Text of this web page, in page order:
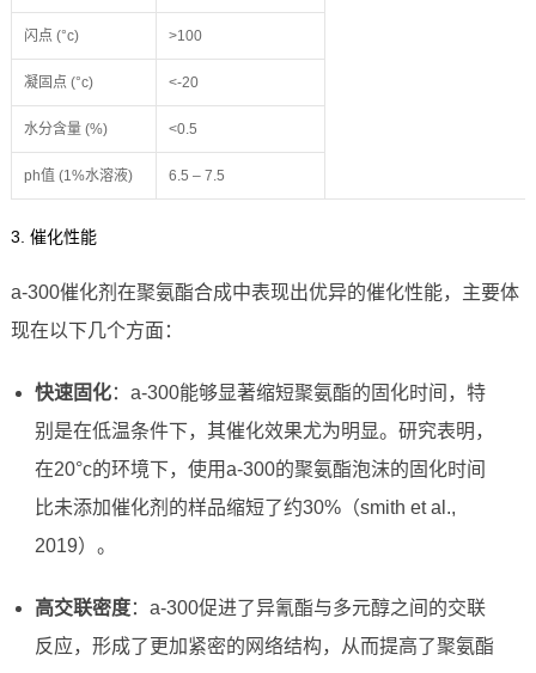
闪点 (°c) >100
凝固点 (°c) <-20
水分含量 (%) <0.5
ph值 (1%水溶液) 6.5 – 7.5
3. 催化性能
a-300催化剂在聚氨酯合成中表现出优异的催化性能，主要体
现在以下几个方面：
快速固化：a-300能够显著缩短聚氨酯的固化时间，特
别是在低温条件下，其催化效果尤为明显。研究表明，
在20°c的环境下，使用a-300的聚氨酯泡沫的固化时间
比未添加催化剂的样品缩短了约30%（smith et al.,
2019）。
高交联密度：a-300促进了异氰酯与多元醇之间的交联
反应，形成了更加紧密的网络结构，从而提高了聚氨酯